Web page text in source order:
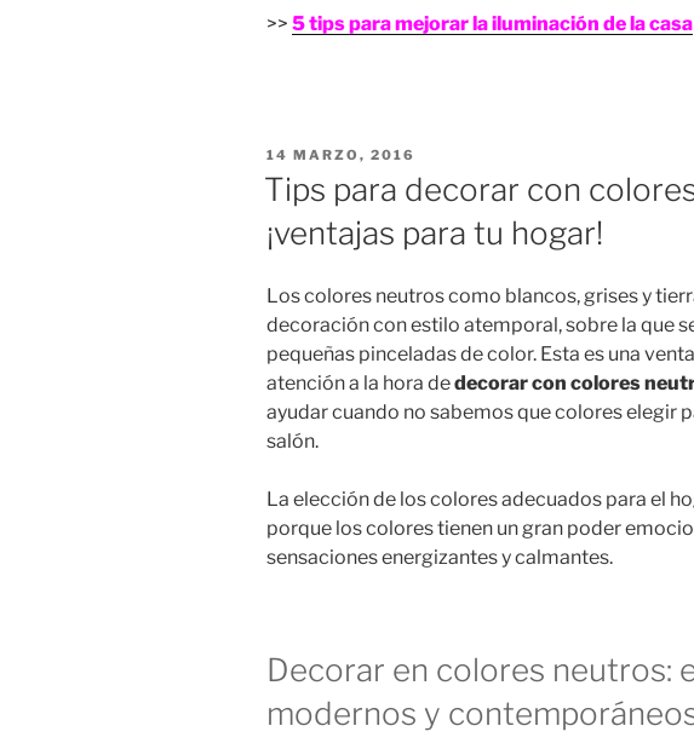
>> 5 tips para mejorar la iluminación de la casa
PUBLICADO
EN
14 MARZO, 2016
Tips para decorar con
¡ventajas para tu hogar!
Los colores neutros como blancos, grises y
decoración con estilo atemporal, sobre la que
pequeñas pinceladas de color. Esta es una
atención a la hora dedecorar con colores
ayudar cuando no sabemos que colores elegir
salón.
La elección de los colores adecuados para el
porque los colores tienen un gran poder
sensaciones energizantes y calmantes.
Decorar en colores neutros:
modernos y